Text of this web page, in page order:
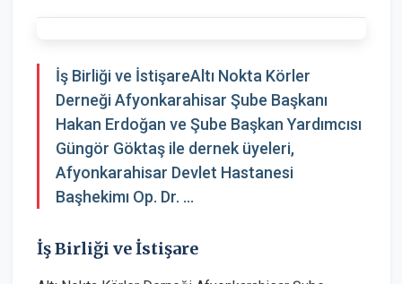
İş Birliği ve İstişareAltı Nokta Körler
Derneği Afyonkarahisar Şube Başkanı
Hakan Erdoğan ve Şube Başkan Yardımcısı
Güngör Göktaş ile dernek üyeleri,
Afyonkarahisar Devlet Hastanesi
Başhekimı Op. Dr. ...
İş Birliği ve İstişare